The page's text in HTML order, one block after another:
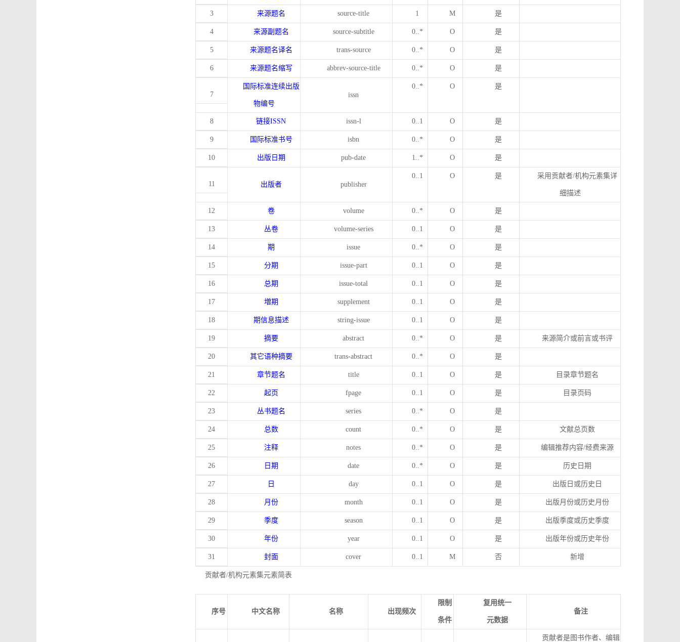
3 来源题名 source-title 1 M 是
4 来源副题名 source-subtitle 0..* O 是
5 来源题名译名 trans-source 0..* O 是
6 来源题名缩写 abbrev-source-title 0..* O 是
7
国际标准连续出版
物编号
issn
0..* O 是
8 链接ISSN issn-l 0..1 O 是
9 国际标准书号 isbn 0..* O 是
10 出版日期 pub-date 1..* O 是
11 出版者 publisher
0..1 O 是 采用贡献者/机构元素集详
细描述
12 卷 volume 0..* O 是
13 丛卷 volume-series 0..1 O 是
14 期 issue 0..* O 是
15 分期 issue-part 0..1 O 是
16 总期 issue-total 0..1 O 是
17 増期 supplement 0..1 O 是
18 期信息描述 string-issue 0..1 O 是
19 摘要 abstract 0..* O 是 来源简介或前言或书评
20 其它语种摘要 trans-abstract 0..* O 是
21 章节题名 title 0..1 O 是 目录章节题名
22 起页 fpage 0..1 O 是 目录页码
23 丛书题名 series 0..* O 是
24 总数 count 0..* O 是 文献总页数
25 注释 notes 0..* O 是 编辑推荐内容/经费来源
26 日期 date 0..* O 是 历史日期
27 日 day 0..1 O 是 出版日或历史日
28 月份 month 0..1 O 是 出版月份或历史月份
29 季度 season 0..1 O 是 出版季度或历史季度
30 年份 year 0..1 O 是 出版年份或历史年份
31 封面 cover 0..1 M 否 新增
贡献者/机构元素集元素简表
序号 中文名称 名称 出现频次
限制
条件
复用统一
元数据
备注
贡献者是图书作者、编辑